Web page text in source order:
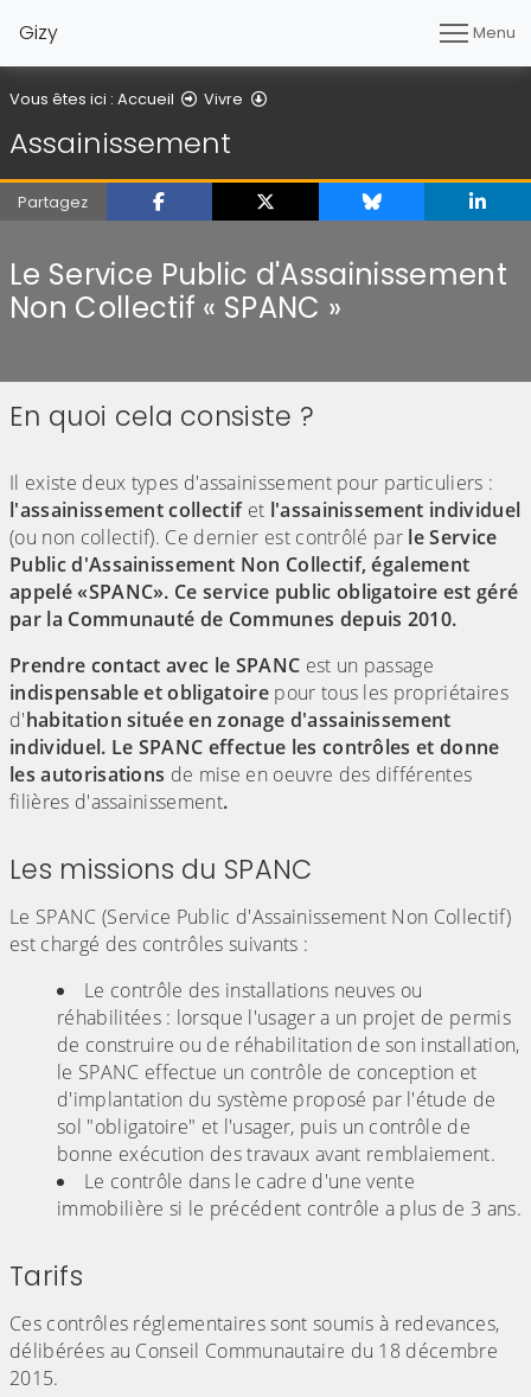
Gizy Menu
Vous êtes ici : Accueil Vivre
Assainissement
Partagez
Le Service Public d'Assainissement
Non Collectif « SPANC »
En quoi cela consiste ?
Il existe deux types d'assainissement pour particuliers :
l'assainissement collectif et l'assainissement individuel
(ou non collectif). Ce dernier est contrôlé par le Service
Public d'Assainissement Non Collectif, également
appelé «SPANC». Ce service public obligatoire est géré
par la Communauté de Communes depuis 2010.
Prendre contact avec le SPANC est un passage
indispensable et obligatoirepour tous les propriétaires
d'habitation située en zonage d'assainissement
individuel. Le SPANC effectue les contrôles et donne
les autorisations de mise en oeuvre des différentes
filières d'assainissement.
Les missions du SPANC
Le SPANC (Service Public d'Assainissement Non Collectif)
est chargé des contrôles suivants :
Le contrôle des installations neuves ou
réhabilitées : lorsque l'usager a un projet de permis
de construire ou de réhabilitation de son installation,
le SPANC effectue un contrôle de conception et
d'implantation du système proposé par l'étude de
sol "obligatoire" et l'usager, puis un contrôle de
bonne exécution des travaux avant remblaiement.
Le contrôle dans le cadre d'une vente
immobilière si le précédent contrôle a plus de 3 ans.
Tarifs
Ces contrôles réglementaires sont soumis à redevances,
délibérées au Conseil Communautaire du 18 décembre
2015.